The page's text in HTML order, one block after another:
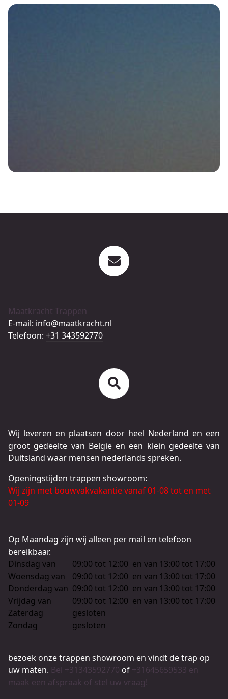
Maatkracht Trappen
E-mail: info@maatkracht.nl
Telefoon: +31 343592770
Wij leveren en plaatsen door heel Nederland en een
groot gedeelte van Belgie en een klein gedeelte van
Duitsland waar mensen nederlands spreken.
Openingstijden trappen showroom:
Wij zijn met bouwvakvakantie vanaf 01-08 tot en met
01-09
Op Maandag zijn wij alleen per mail en telefoon
bereikbaar.
Dinsdag van
09:00 tot 12:00 en van 13:00 tot 17:00
Woensdag van
09:00 tot 12:00 en van 13:00 tot 17:00
Donderdag van 09:00 tot 12:00 en van 13:00 tot 17:00
Vrijdag van
09:00 tot 12:00 en van 13:00 tot 17:00
Zaterdag
gesloten
Zondag
gesloten
bezoek onze trappen showroom en vindt de trap op
uw maten. Bel +31343592770 of +31645659533 en
maak een afspraak of stel uw vraag!